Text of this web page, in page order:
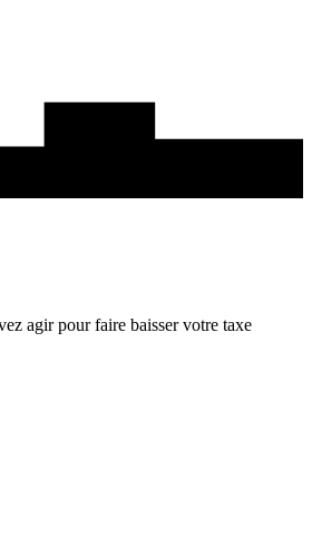
agir pour faire baisser votre taxe